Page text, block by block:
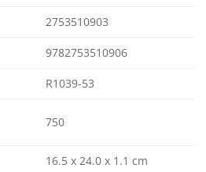
2753510903
9782753510906
R1039-53
750
16.5 x 24.0 x 1.1 cm